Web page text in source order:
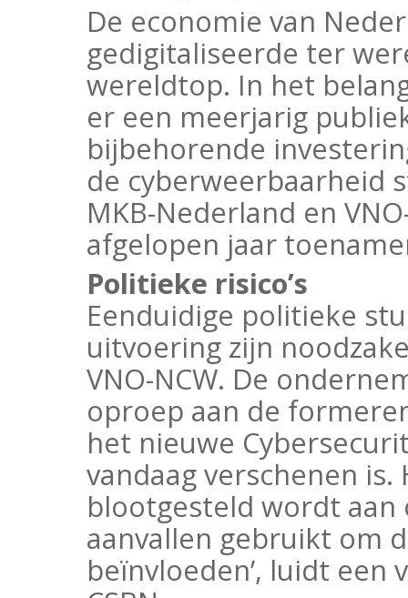
De economie van
gedigitaliseerde ter
wereldtop. In het
er een meerjarig
bijbehorende
de cyberweerbaarheid
MKB-Nederland en
afgelopen jaar
Politieke risico’s
Eenduidige politieke
uitvoering zijn
VNO-NCW. De
oproep aan de
het nieuwe
vandaag verschenen
blootgesteld wordt aan
aanvallen gebruikt om
beïnvloeden’, luidt